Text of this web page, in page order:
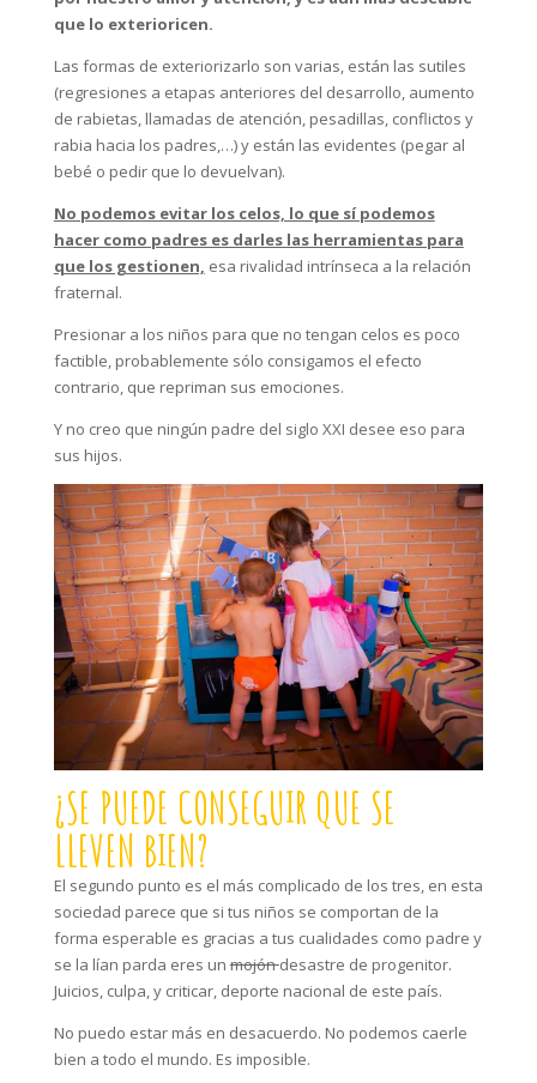
que lo exterioricen.
Las formas de exteriorizarlo son varias, están las sutiles
(regresiones a etapas anteriores del desarrollo, aumento
de rabietas, llamadas de atención, pesadillas, conflictos y
rabia hacia los padres,…) y están las evidentes (pegar al
bebé o pedir que lo devuelvan).
No podemos evitar los celos, lo que sí podemos
hacer como padres es darles las herramientas para
que los gestionen, esa rivalidad intrínseca a la relación
fraternal.
Presionar a los niños para que no tengan celos es poco
factible, probablemente sólo consigamos el efecto
contrario, que repriman sus emociones.
Y no creo que ningún padre del siglo XXI desee eso para
sus hijos.
¿SE PUEDE CONSEGUIR QUE SE
LLEVEN BIEN?
El segundo punto es el más complicado de los tres, en esta
sociedad parece que si tus niños se comportan de la
forma esperable es gracias a tus cualidades como padre y
se la lían parda eres unmojóndesastre de progenitor.
Juicios, culpa, y criticar, deporte nacional de este país.
No puedo estar más en desacuerdo. No podemos caerle
bien a todo el mundo. Es imposible.